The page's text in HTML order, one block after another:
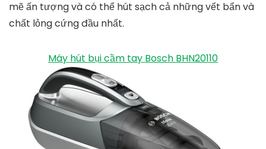
mẽ ấn tượng và có thể hút sạch cả những vết bẩn và
chất lỏng cứng đầu nhất.
Máy hút bụi cầm tay Bosch BHN20110